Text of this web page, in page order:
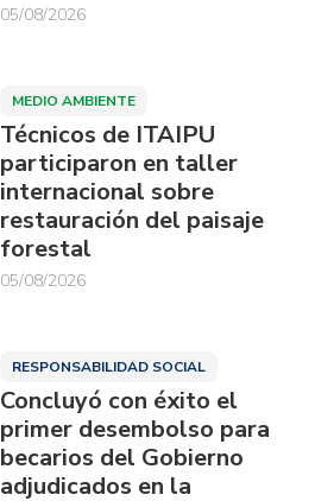
05/08/2026
MEDIO AMBIENTE
Técnicos de ITAIPU
participaron en taller
internacional sobre
restauración del paisaje
forestal
05/08/2026
RESPONSABILIDAD SOCIAL
Concluyó con éxito el
primer desembolso para
becarios del Gobierno
adjudicados en la